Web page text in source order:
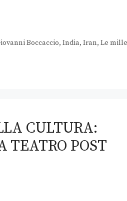
Boccaccio, India, Iran, Le mille
CULTURA:
TEATRO POST